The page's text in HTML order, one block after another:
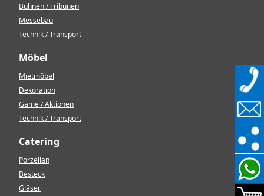
Bühnen / Tribünen
Messebau
Technik / Transport
Möbel
Mietmöbel
Dekoration
Game / Aktionen
Technik / Transport
Catering
Porzellan
Besteck
Gläser